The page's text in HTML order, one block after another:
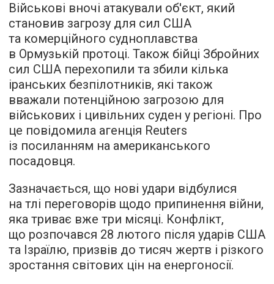
Військові вночі атакували об'єкт, який
становив загрозу для сил США
та комерційного судноплавства
в Ормузькій протоці. Також бійці Збройних
сил США перехопили та збили кілька
іранських безпілотників, які також
вважали потенційною загрозою для
військових і цивільних суден у регіоні. Про
це повідомила агенція Reuters
із посиланням на американського
посадовця.
Зазначається, що нові удари відбулися
на тлі переговорів щодо припинення війни,
яка триває вже три місяці. Конфлікт,
що розпочався 28 лютого після ударів США
та Ізраїлю, призвів до тисяч жертв і різкого
зростання світових цін на енергоносії.